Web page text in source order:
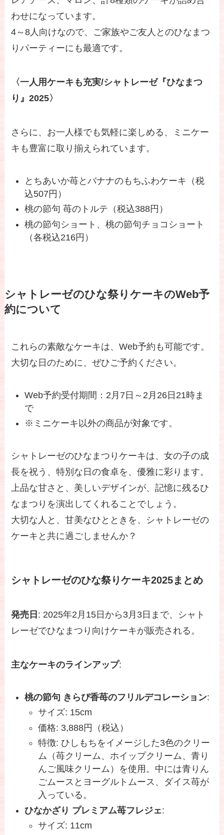
わせになっています。
4～8人向けなので、ご家族やご友人とのひなまつ
りパーティーにも最適です。
〈一人用ケーキも充実/シャトレーゼ『ひなまつ
り』2025〉
さらに、お一人様でも気軽に楽しめる、ミニケー
キも豊富に取り揃えられています。
とちあいか苺とバナナのもちふわケーキ（税
込507円）
桃の節句 苺のトルテ（税込388円）
桃の節句ショート、桃の節句チョコショート
（各税込216円）
シャトレーゼのひな祭りケーキのWeb予
約について
これらの素敵なケーキは、Web予約も可能です。
大切な日のために、ぜひご予約ください。
Web予約受付期間：2月7日～2月26日21時ま
で
※ミニケーキ以外の商品が対象です。
シャトレーゼのひなまつりケーキは、女の子の成
長を祝う、特別な日の食卓を、優雅に彩ります。
上品な甘さと、美しいデザインが、記憶に残るひ
なまつりを演出してくれることでしょう。
大切な人と、甘美なひとときを、シャトレーゼの
ケーキと共に過ごしませんか？
シャトレーゼのひな祭りケーキ2025まとめ
発売日 : 2025年2月15日から3月3日まで、シャト
レーゼでひなまつり向けケーキが販売される。
主なケーキのラインアップ:
桃の節句 きらぴ香苺のフリルデコレーション:
サイズ: 15cm
価格: 3,888円（税込）
特徴: ひしもちをイメージした3色のクリー
ム（苺クリーム、ホイップクリーム、青り
んご風味クリーム）を使用。中には青りん
ごムースとヨーグルトムース、ダイス苺が
入っている。
ひなかざり プレミアム苺フレジェ:
サイズ: 11cm